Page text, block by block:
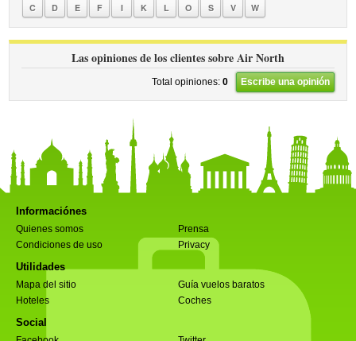
C D E F I K L O S V W
Las opiniones de los clientes sobre Air North
Total opiniones: 0 Escribe una opinión
Informaciónes
Quienes somos
Prensa
Condiciones de uso
Privacy
Utilidades
Mapa del sitio
Guía vuelos baratos
Hoteles
Coches
Social